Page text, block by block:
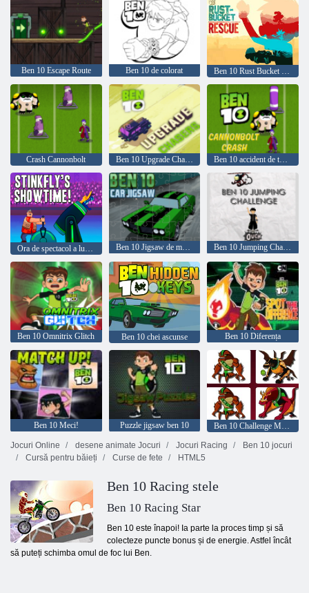
Ben 10 Escape Route Ben 10 de colorat Ben 10 Rust Bucket Rescue
Crash Cannonbolt Ben 10 Upgrade Chasers Ben 10 accident de tun cannonbolt
Ben 10 Jigsaw de mașini Ben 10 Jumping Challenge
Ben 10 Omnitrix Glitch Ben 10 chei ascunse Ben 10 Diferența
Ben 10 Meci! Puzzle jigsaw ben 10
Ben 10 Challenge Memory
Jocuri Online
desene animate Jocuri Jocuri Racing
Ben 10 jocuri
Cursă pentru băieți
Curse de fete HTML5
Ben 10 Racing stele
Ben 10 Racing Star
Ben 10 este înapoi! Ia parte la proces timp și să
colecteze puncte bonus și de energie. Astfel încât
să puteți schimba omul de foc lui Ben.